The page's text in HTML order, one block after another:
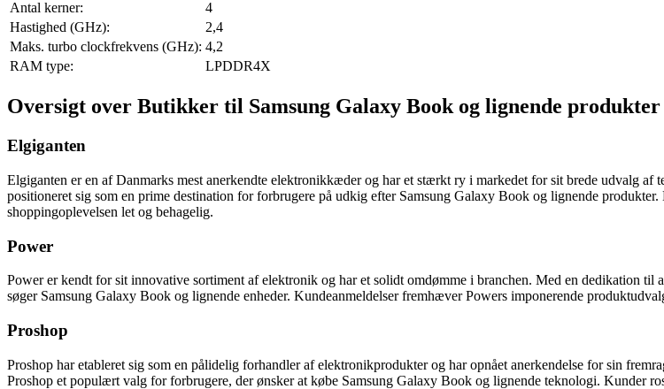
Antal kerner:
4
Hastighed (GHz):
2,4
Maks. turbo clockfrekvens (GHz): 4,2
RAM type:
LPDDR4X
Oversigt over Butikker til Samsung Galaxy Book og lignende produkter
Elgiganten
Elgiganten er en af Danmarks mest anerkendte elektronikkæder og har et stærkt ry i markedet for sit brede udvalg
positioneret sig som en prime destination for forbrugere på udkig efter Samsung Galaxy Book og lignende
shoppingoplevelsen let og behagelig.
Power
Power er kendt for sit innovative sortiment af elektronik og har et solidt omdømme i branchen. Med en dedikation
søger Samsung Galaxy Book og lignende enheder. Kundeanmeldelser fremhæver Powers imponerende
Proshop
Proshop har etableret sig som en pålidelig forhandler af elektronikprodukter og har opnået anerkendelse for sin
Proshop et populært valg for forbrugere, der ønsker at købe Samsung Galaxy Book og lignende teknologi. Kunder